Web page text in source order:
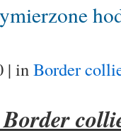
| inBorder